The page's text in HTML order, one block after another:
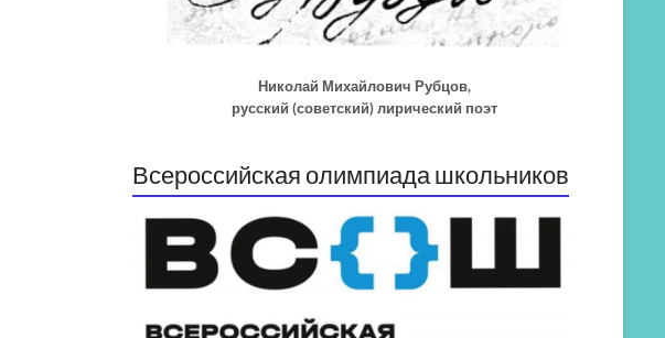
Николай Михайлович Рубцов,
русский (советский) лирический поэт
Всероссийская олимпиада школьников